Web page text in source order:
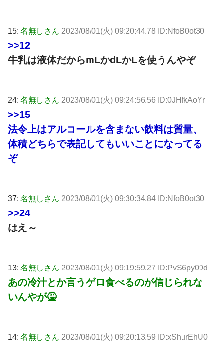
15: 名無しさん 2023/08/01(火) 09:20:44.78 ID:NfoB0ot30
>>12
牛乳は液体だからmLかdLかLを使うんやぞ
24: 名無しさん 2023/08/01(火) 09:24:56.56 ID:0JHfkAoYr
>>15
法令上はアルコールを含まない飲料は質量、
体積どちらで表記してもいいことになってる
ぞ
37: 名無しさん 2023/08/01(火) 09:30:34.84 ID:NfoB0ot30
>>24
はえ～
13: 名無しさん 2023/08/01(火) 09:19:59.27 ID:PvS6py09d
あの冷汁とか言うゲロ食べるのが信じられな
いんやが🤮
14: 名無しさん 2023/08/01(火) 09:20:13.59 ID:xShurEhU0